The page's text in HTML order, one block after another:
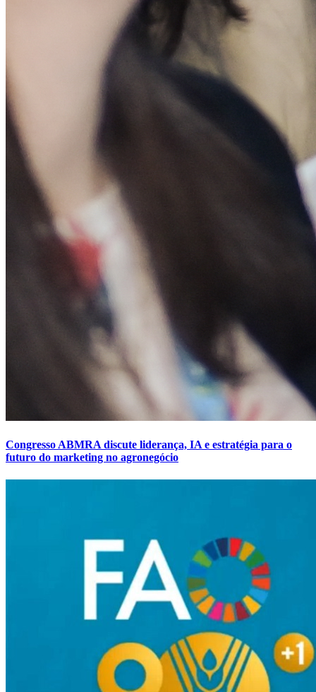
Congresso ABMRA discute liderança, IA e estratégia para o
futuro do marketing no agronegócio